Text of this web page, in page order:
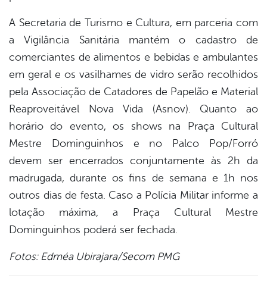
A Secretaria de Turismo e Cultura, em parceria com
a Vigilância Sanitária mantém o cadastro de
comerciantes de alimentos e bebidas e ambulantes
em geral e os vasilhames de vidro serão recolhidos
pela Associação de Catadores de Papelão e Material
Reaproveitável Nova Vida (Asnov). Quanto ao
horário do evento, os shows na Praça Cultural
Mestre Dominguinhos e no Palco Pop/Forró
devem ser encerrados conjuntamente às 2h da
madrugada, durante os fins de semana e 1h nos
outros dias de festa. Caso a Polícia Militar informe a
lotação máxima, a Praça Cultural Mestre
Dominguinhos poderá ser fechada. ​
Fotos: Edméa Ubirajara/Secom PMG